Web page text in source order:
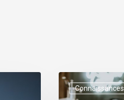
Connaissances
Recherche
sur